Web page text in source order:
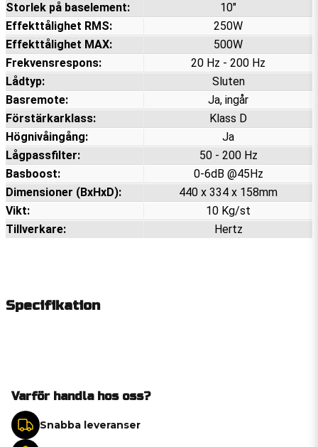
Storlek på baselement:
10"
Effekttålighet RMS:
250W
Effekttålighet MAX:
500W
Frekvensrespons:
20 Hz - 200 Hz
Lådtyp:
Sluten
Basremote:
Ja, ingår
Förstärkarklass:
Klass D
Högnivåingång:
Ja
Lågpassfilter:
50 - 200 Hz
Basboost:
0-6dB @45Hz
Dimensioner (BxHxD):
440 x 334 x 158mm
Vikt:
10 Kg/st
Tillverkare:
Hertz
Specifikation
Varför handla hos oss?
Snabba leveranser